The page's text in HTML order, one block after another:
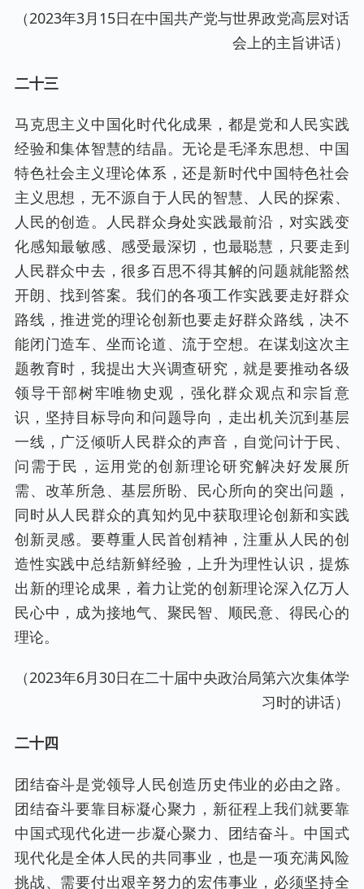
（2023年3月15日在中国共产党与世界政党高层对话
会上的主旨讲话）
二十三
马克思主义中国化时代化成果，都是党和人民实践
经验和集体智慧的结晶。无论是毛泽东思想、中国
特色社会主义理论体系，还是新时代中国特色社会
主义思想，无不源自于人民的智慧、人民的探索、
人民的创造。人民群众身处实践最前沿，对实践变
化感知最敏感、感受最深切，也最聪慧，只要走到
人民群众中去，很多百思不得其解的问题就能豁然
开朗、找到答案。我们的各项工作实践要走好群众
路线，推进党的理论创新也要走好群众路线，决不
能闭门造车、坐而论道、流于空想。在谋划这次主
题教育时，我提出大兴调查研究，就是要推动各级
领导干部树牢唯物史观，强化群众观点和宗旨意
识，坚持目标导向和问题导向，走出机关沉到基层
一线，广泛倾听人民群众的声音，自觉问计于民、
问需于民，运用党的创新理论研究解决好发展所
需、改革所急、基层所盼、民心所向的突出问题，
同时从人民群众的真知灼见中获取理论创新和实践
创新灵感。要尊重人民首创精神，注重从人民的创
造性实践中总结新鲜经验，上升为理性认识，提炼
出新的理论成果，着力让党的创新理论深入亿万人
民心中，成为接地气、聚民智、顺民意、得民心的
理论。
（2023年6月30日在二十届中央政治局第六次集体学
习时的讲话）
二十四
团结奋斗是党领导人民创造历史伟业的必由之路。
团结奋斗要靠目标凝心聚力，新征程上我们就要靠
中国式现代化进一步凝心聚力、团结奋斗。中国式
现代化是全体人民的共同事业，也是一项充满风险
挑战、需要付出艰辛努力的宏伟事业，必须坚持全